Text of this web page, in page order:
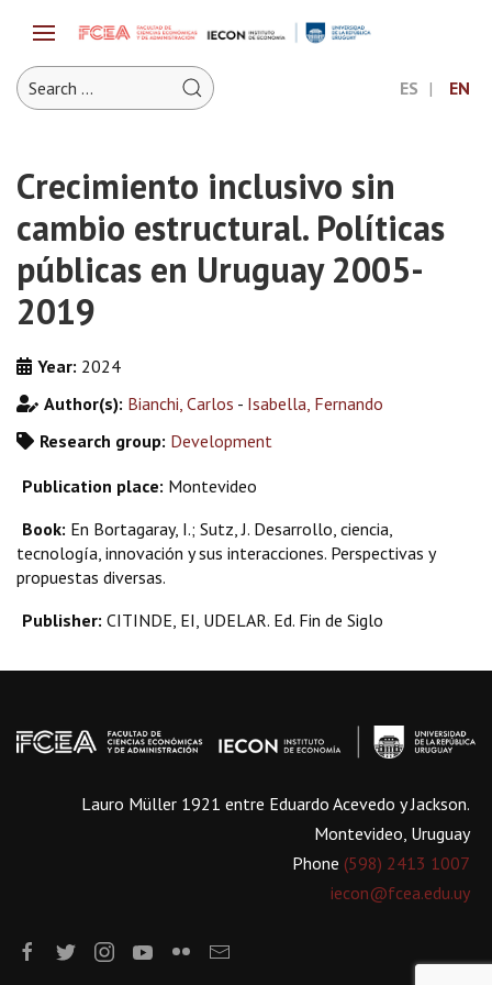
ES EN
Crecimiento inclusivo sin
cambio estructural. Políticas
públicas en Uruguay 2005-
2019
Year: 2024
Author(s): Bianchi, Carlos - Isabella, Fernando
Research group: Development
Publication place: Montevideo
Book: En Bortagaray, I.; Sutz, J. Desarrollo, ciencia,
tecnología, innovación y sus interacciones. Perspectivas y
propuestas diversas.
Publisher: CITINDE, EI, UDELAR. Ed. Fin de Siglo
Lauro Müller 1921 entre Eduardo Acevedo y Jackson.
Montevideo, Uruguay
Phone (598) 2413 1007
iecon@fcea.edu.uy